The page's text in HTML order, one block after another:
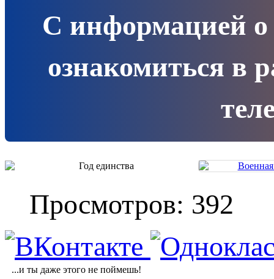
С информацией о
ознакомиться в
Просмотров: 392
...и ты даже этого не поймешь!